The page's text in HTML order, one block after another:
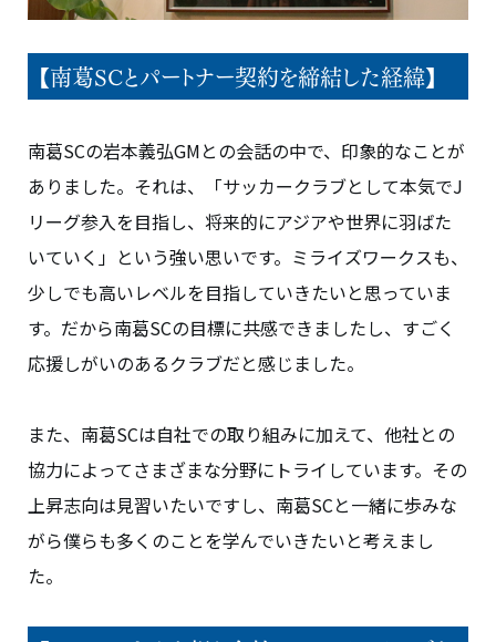
【南葛SCとパートナー契約を締結した経緯】
南葛SCの岩本義弘GMとの会話の中で、印象的なことが
ありました。それは、「サッカークラブとして本気でJ
リーグ参入を目指し、将来的にアジアや世界に羽ばた
いていく」という強い思いです。ミライズワークスも、
少しでも高いレベルを目指していきたいと思っていま
す。だから南葛SCの目標に共感できましたし、すごく
応援しがいのあるクラブだと感じました。
また、南葛SCは自社での取り組みに加えて、他社との
協力によってさまざまな分野にトライしています。その
上昇志向は見習いたいですし、南葛SCと一緒に歩みな
がら僕らも多くのことを学んでいきたいと考えまし
た。